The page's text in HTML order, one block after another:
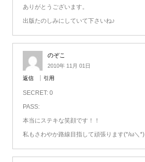
ありがとうございます。
出版たのしみにしていて下さいね♪
のぞこ
2010年 11月 01日
返信 引用
SECRET: 0
PASS:
本当にステキな笑顔です！！
私もさわやか路線目指して頑張ります(*/ω＼*)